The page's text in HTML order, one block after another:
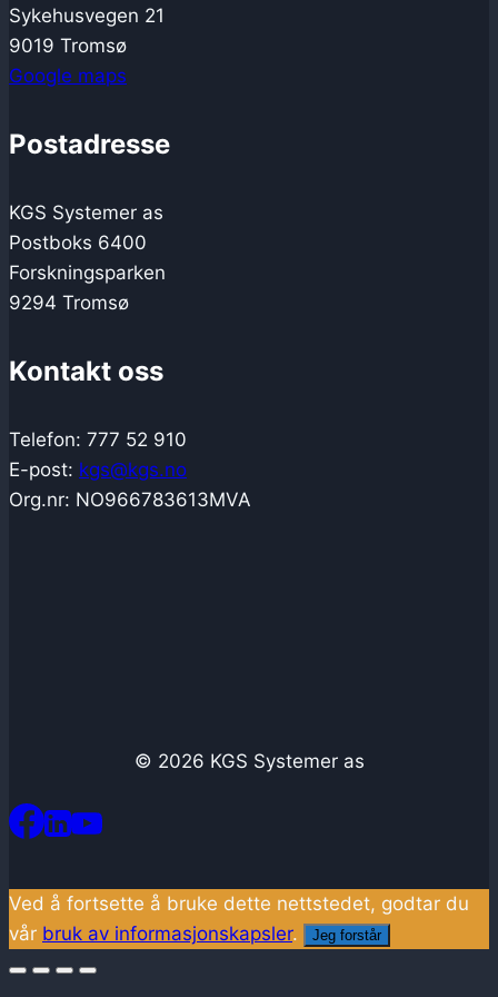
Sykehusvegen 21
9019 Tromsø
Google maps
Postadresse
KGS Systemer as
Postboks 6400
Forskningsparken
9294 Tromsø
Kontakt oss
Telefon: 777 52 910
E-post: kgs@kgs.no
Org.nr: NO966783613MVA
© 2026 KGS Systemer as
Ved å fortsette å bruke dette nettstedet, godtar du
vår bruk av informasjonskapsler. Jeg forstår